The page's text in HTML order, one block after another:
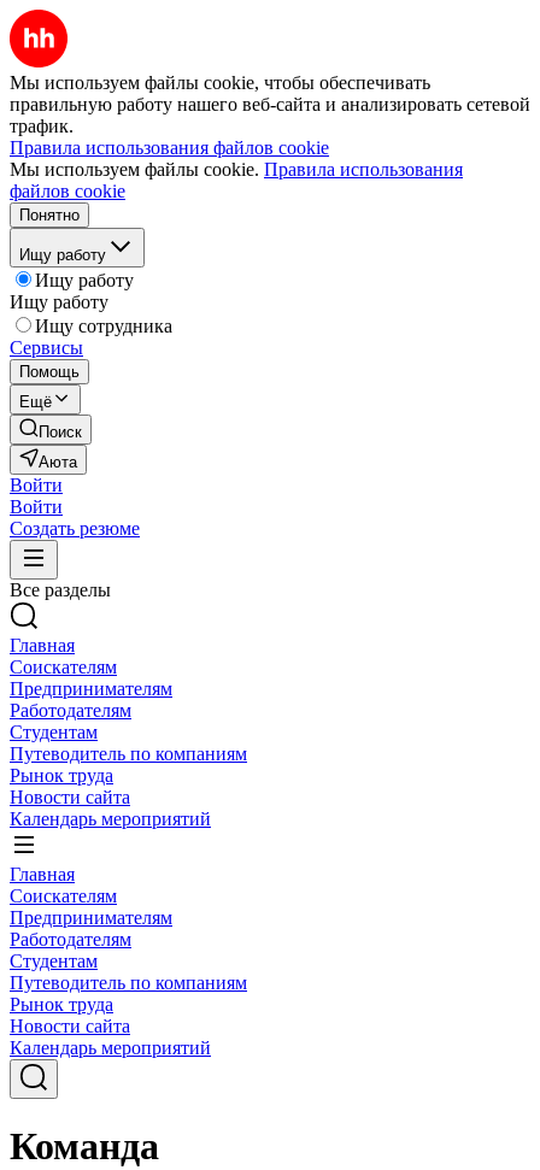
Мы используем файлы cookie, чтобы обеспечивать
правильную работу нашего веб-сайта и анализировать сетевой
трафик.
Правила использования файлов cookie
Мы используем файлы cookie. Правила использования
файлов cookie
Понятно
Ищу работу
Ищу работу
Ищу работу
Ищу сотрудника
Сервисы
Помощь
Ещё
Поиск
Аюта
Войти
Войти
Создать резюме
Все разделы
Главная
Соискателям
Предпринимателям
Работодателям
Студентам
Путеводитель по компаниям
Рынок труда
Новости сайта
Календарь мероприятий
Главная
Соискателям
Предпринимателям
Работодателям
Студентам
Путеводитель по компаниям
Рынок труда
Новости сайта
Календарь мероприятий
Команда